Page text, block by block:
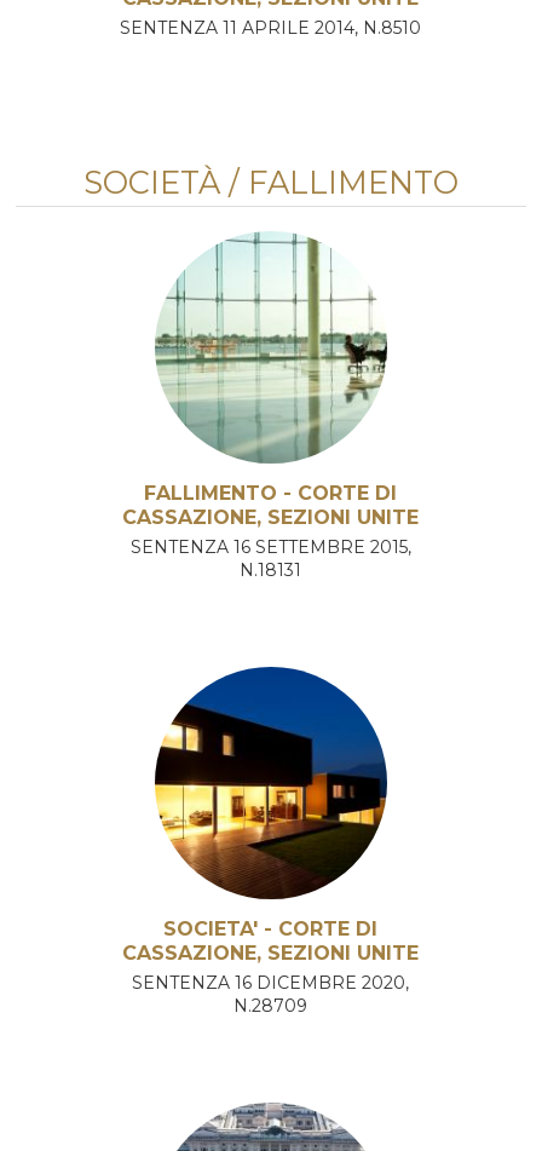
SENTENZA 11 APRILE 2014, N.8510
SOCIETÀ / FALLIMENTO
FALLIMENTO - CORTE DI
CASSAZIONE, SEZIONI UNITE
SENTENZA 16 SETTEMBRE 2015,
N.18131
SOCIETA' - CORTE DI
CASSAZIONE, SEZIONI UNITE
SENTENZA 16 DICEMBRE 2020,
N.28709